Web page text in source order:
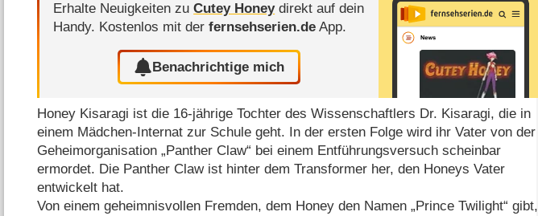
Erhalte Neuigkeiten zuCutey Honeydirekt auf dein
Handy. Kostenlos mit derfernsehserien.de App.
Benachrichtige mich
Honey Kisaragi ist die 16-jährige Tochter des Wissenschaftlers Dr. Kisaragi, die in
einem Mädchen-Internat zur Schule geht. In der ersten Folge wird ihr Vater von der
Geheimorganisation „Panther Claw“ bei einem Entführungsversuch scheinbar
ermordet. Die Panther Claw ist hinter dem Transformer her, den Honeys Vater
entwickelt hat.
Von einem geheimnisvollen Fremden, dem Honey den Namen „Prince Twilight“ gibt,